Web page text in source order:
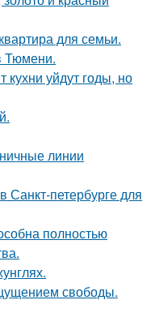
для семьи.
Тюмени.
кухни уйдут годы, но
линии
Санкт-петербурге для
полностью
свободы.